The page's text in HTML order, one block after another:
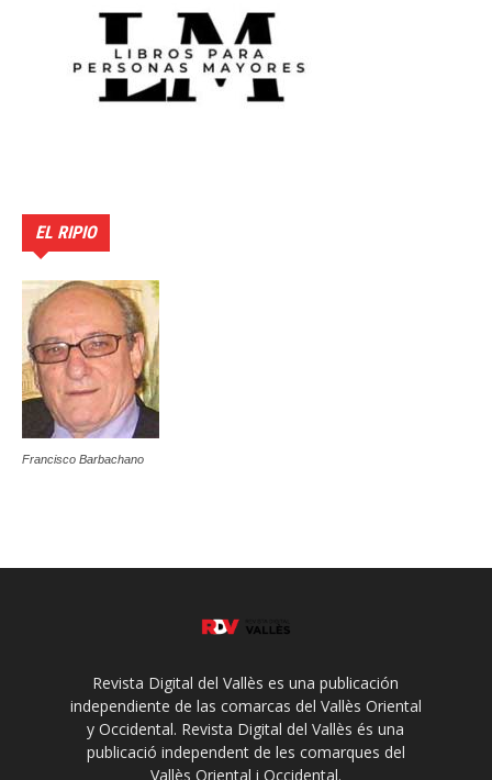
EL RIPIO
Francisco Barbachano
Revista Digital del Vallès es una publicación
independiente de las comarcas del Vallès Oriental
y Occidental. Revista Digital del Vallès és una
publicació independent de les comarques del
Vallès Oriental i Occidental.